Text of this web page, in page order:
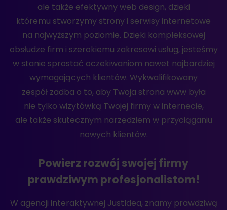
ale także efektywny web design, dzięki
któremu stworzymy strony i serwisy internetowe
na najwyższym poziomie. Dzięki kompleksowej
obsłudze firm i szerokiemu zakresowi usług, jesteśmy
w stanie sprostać oczekiwaniom nawet najbardziej
wymagających klientów. Wykwalifikowany
zespół zadba o to, aby Twoja strona www była
nie tylko wizytówką Twojej firmy w internecie,
ale także skutecznym narzędziem w przyciąganiu
nowych klientów.
Powierz rozwój swojej firmy
prawdziwym profesjonalistom!
W agencji interaktywnej JustIdea, znamy prawdziwą